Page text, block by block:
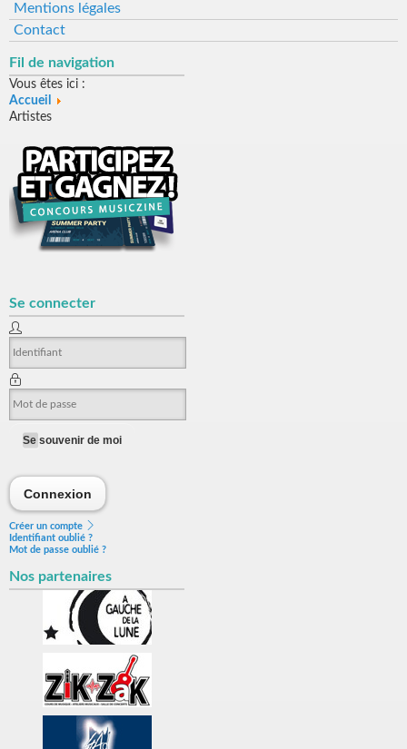
Mentions légales
Contact
Fil de navigation
Vous êtes ici :
Accueil
Artistes
Se connecter
Se souvenir de moi
Connexion
Créer un compte
Identifiant oublié ?
Mot de passe oublié ?
Nos partenaires